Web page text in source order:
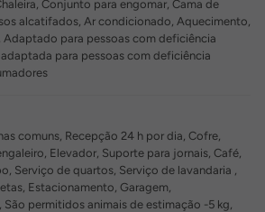
Conjunto para engomar, Cama de
alcatifados, Ar condicionado, Aquecimento,
Adaptado para pessoas com deficiência
para pessoas com deficiência
comuns, Recepção 24 h por dia, Cofre,
Elevador, Suporte para jornais, Café,
Serviço de quartos, Serviço de lavandaria ,
Estacionamento, Garagem,
São permitidos animais de estimação -5 kg,